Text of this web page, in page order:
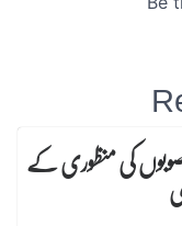
کی منظوری کے